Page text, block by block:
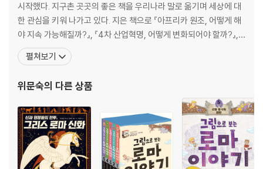
시작했다. 지구촌 곳곳의 좋은 책을 우리나라 말로 옮기며 세상에 대
한 관심을 키워 나가고 있다. 지은 책으로 『아프리카 원조, 어떻게 해
야 지속 가능해질까?』, 『4차 산업혁명, 어떻게 변화되어야 할까?』,
『윤리적 소비, 윤리적 소비와 합리적 소비, 우리의 선택은?』, 『한눈에
쏙 세계사 3: 지역 문화권의 형성』, 『오로라 탐험대, 펭귄을 구해
거짓말』, 『파라노이드
펼쳐보기
위문숙의 다른 상품